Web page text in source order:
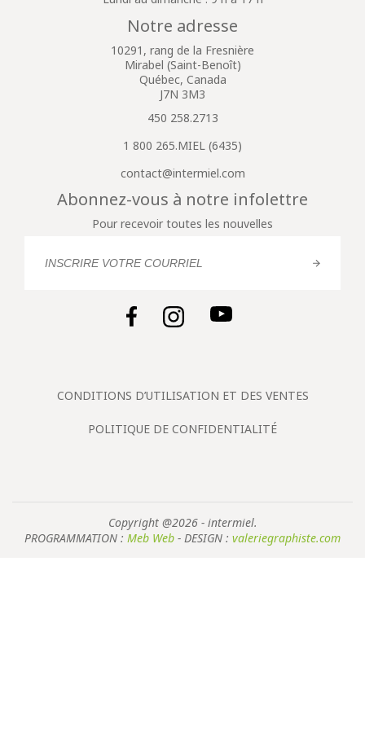
Notre adresse
10291, rang de la Fresnière
Mirabel (Saint-Benoît)
Québec, Canada
J7N 3M3
450 258.2713
1 800 265.MIEL (6435)
contact@intermiel.com
Abonnez-vous à notre infolettre
Pour recevoir toutes les nouvelles
CONDITIONS D’UTILISATION ET DES VENTES
POLITIQUE DE CONFIDENTIALITÉ
Copyright @2026 - intermiel.
PROGRAMMATION : Meb Web - DESIGN : valeriegraphiste.com